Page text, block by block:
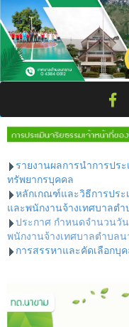
รายงานผลการนำการปร
ทรัพยากรบุคคล
หลักเกณฑ์และวิธีการประ
และพนักงานจ้างเทศบาลต
ประกาศ กำหนดจำนวนวั
พนักงานจ้างเทศบาลตำบล
การสรรหาและคัดเลือกบุ